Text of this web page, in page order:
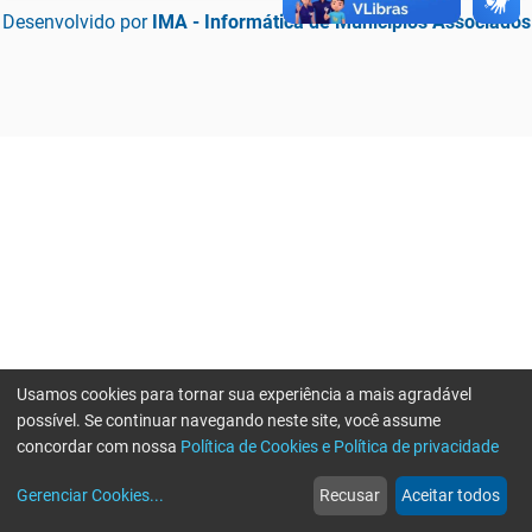
Desenvolvido por IMA - Informática de Municípios Associados
web
Notícias
more_horiz
Mais
Usamos cookies para tornar sua experiência a mais agradável
possível. Se continuar navegando neste site, você assume
concordar com nossa Política de Cookies e Política de privacidade
Gerenciar Cookies... Recusar Aceitar todos
Erro ao enviar informações, por favor tente novamente